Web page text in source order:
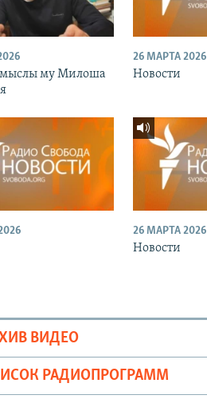
му Милоша
26 МАРТА 2026
Новости
26 МАРТА 2026
Новости
ВИДЕО
РАДИОПРОГРАММ